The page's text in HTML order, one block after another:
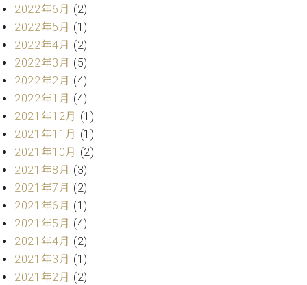
ヴ
ィ
ジ
ョ
ン
C.BECHSTEIN
Digital(ベ
ヒ
シ
ュ
タ
イ
ン
デ
ジ
タ
ル)
紹
介
展示
情報
【ユ
ーロ
ピア
ノ特
選中
古】
イ
ベ
ン
ト
情
八
王
子
2022年6月 (2)
2022年5月 (1)
2022年4月 (2)
2022年3月 (5)
2022年2月 (4)
2022年1月 (4)
2021年12月 (1)
2021年11月 (1)
2021年10月 (2)
2021年8月 (3)
2021年7月 (2)
2021年6月 (1)
2021年5月 (4)
2021年4月 (2)
2021年3月 (1)
2021年2月 (2)